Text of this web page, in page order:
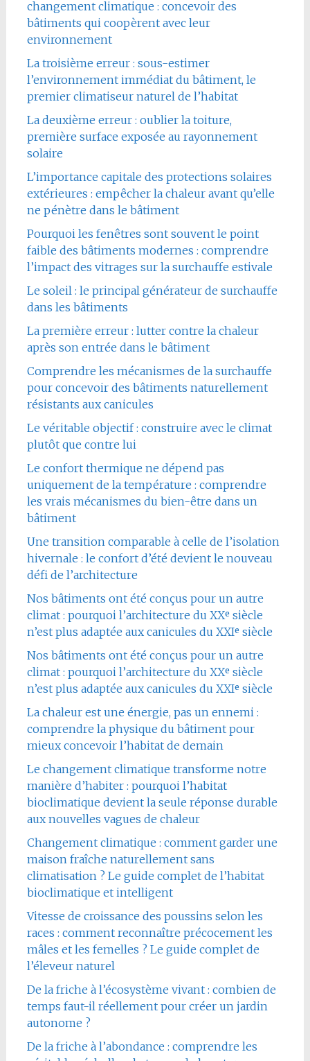
changement climatique : concevoir des
bâtiments qui coopèrent avec leur
environnement
La troisième erreur : sous-estimer
l’environnement immédiat du bâtiment, le
premier climatiseur naturel de l’habitat
La deuxième erreur : oublier la toiture,
première surface exposée au rayonnement
solaire
L’importance capitale des protections solaires
extérieures : empêcher la chaleur avant qu’elle
ne pénètre dans le bâtiment
Pourquoi les fenêtres sont souvent le point
faible des bâtiments modernes : comprendre
l’impact des vitrages sur la surchauffe estivale
Le soleil : le principal générateur de surchauffe
dans les bâtiments
La première erreur : lutter contre la chaleur
après son entrée dans le bâtiment
Comprendre les mécanismes de la surchauffe
pour concevoir des bâtiments naturellement
résistants aux canicules
Le véritable objectif : construire avec le climat
plutôt que contre lui
Le confort thermique ne dépend pas
uniquement de la température : comprendre
les vrais mécanismes du bien-être dans un
bâtiment
Une transition comparable à celle de l’isolation
hivernale : le confort d’été devient le nouveau
défi de l’architecture
Nos bâtiments ont été conçus pour un autre
climat : pourquoi l’architecture du XXᵉ siècle
n’est plus adaptée aux canicules du XXIᵉ siècle
Nos bâtiments ont été conçus pour un autre
climat : pourquoi l’architecture du XXᵉ siècle
n’est plus adaptée aux canicules du XXIᵉ siècle
La chaleur est une énergie, pas un ennemi :
comprendre la physique du bâtiment pour
mieux concevoir l’habitat de demain
Le changement climatique transforme notre
manière d’habiter : pourquoi l’habitat
bioclimatique devient la seule réponse durable
aux nouvelles vagues de chaleur
Changement climatique : comment garder une
maison fraîche naturellement sans
climatisation ? Le guide complet de l’habitat
bioclimatique et intelligent
Vitesse de croissance des poussins selon les
races : comment reconnaître précocement les
mâles et les femelles ? Le guide complet de
l’éleveur naturel
De la friche à l’écosystème vivant : combien de
temps faut-il réellement pour créer un jardin
autonome ?
De la friche à l’abondance : comprendre les